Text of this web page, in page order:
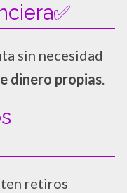
sin necesidad
dinero propias.
retiros